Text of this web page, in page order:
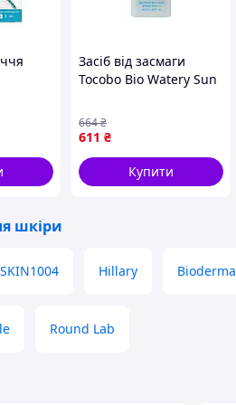
Засіб від засмаги
Tocobo Bio Watery Sun
50 мл (8809835060058)
611 ₴
664₴
Купити
шкіри
SKIN1004 Hillary Bioderma
Round Lab